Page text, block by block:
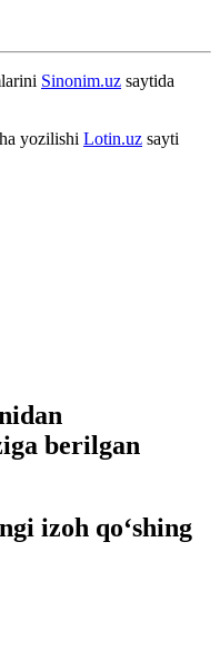
Sinonim.uz saytida
yozilishi Lotin.uz sayti
berilgan
izoh qo‘shing